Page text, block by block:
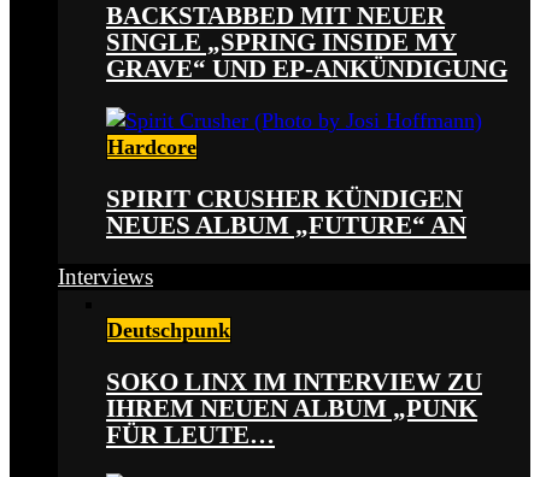
BACKSTABBED MIT NEUER
SINGLE „SPRING INSIDE MY
GRAVE“ UND EP-ANKÜNDIGUNG
Hardcore
SPIRIT CRUSHER KÜNDIGEN
NEUES ALBUM „FUTURE“ AN
Interviews
Deutschpunk
SOKO LINX IM INTERVIEW ZU
IHREM NEUEN ALBUM „PUNK
FÜR LEUTE…